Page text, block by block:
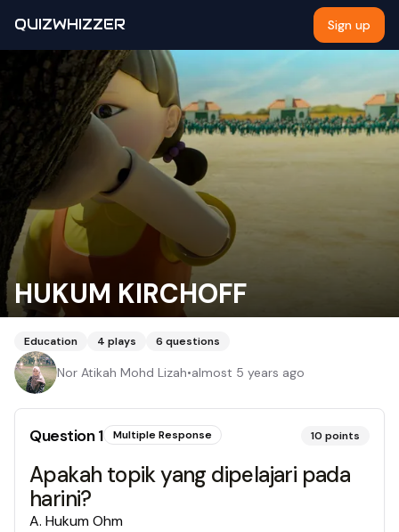
QUIZWHIZZER Sign up
HUKUM KIRCHOFF
Education 4 plays 6 questions
Nor Atikah Mohd Lizah•almost 5 years ago
Question1 Multiple Response 10 points
Apakah topik yang dipelajari pada
harini?
A. Hukum Ohm